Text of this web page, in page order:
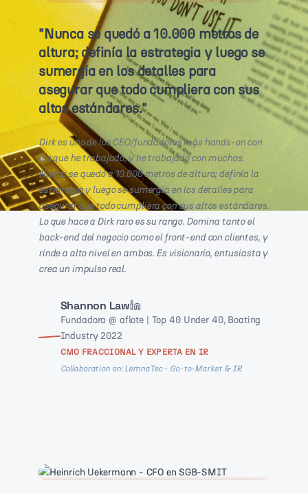
"Nunca se quedó a 10.000 metros de
altura; definía la estrategia y luego se
sumergía en los detalles para
asegurar que todo cumpliera con sus
altos estándares."
Dirk es uno de los CEO/fundadores más hands-on con
los que he trabajado, y he trabajado con muchos.
Nunca se quedó a 10.000 metros de altura; definía la
estrategia y luego se sumergía en los detalles para
asegurar que todo cumpliera con sus altos estándares.
Lo que hace a Dirk raro es su rango. Domina tanto el
back-end del negocio como el front-end con clientes, y
rinde a alto nivel en ambos. Es visionario, entusiasta y
crea un impulso real.
Shannon Law
Fundadora @ aflote | Top 40 Under 40, Boating
Industry 2022
CMO FRACCIONAL Y EXPERTA EN IR
Collaboration on: LemnaTec - Go-to-Market & IR